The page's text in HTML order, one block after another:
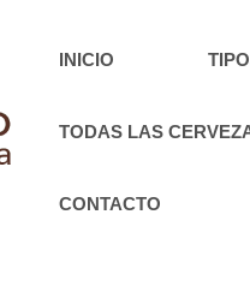
INICIO
TODAS LAS
CONTACTO